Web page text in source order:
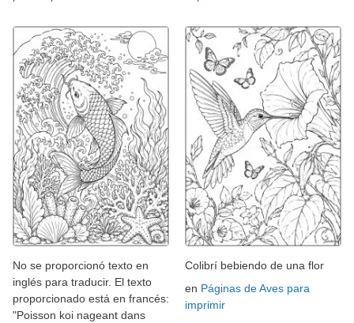
No se proporcionó texto en
inglés para traducir. El texto
proporcionado está en francés:
"Poisson koi nageant dans
Colibrí bebiendo de una flor
en Páginas de Aves para
imprimir